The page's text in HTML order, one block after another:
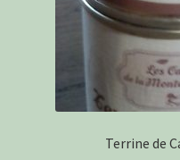
Terrine de